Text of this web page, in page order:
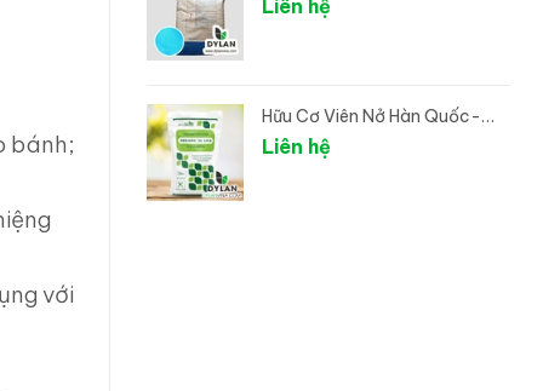
bánh;
với
Liên hệ
Hữu Cơ Viên Nở Hàn Quốc-
ORGANIC DL LEEK
Liên hệ